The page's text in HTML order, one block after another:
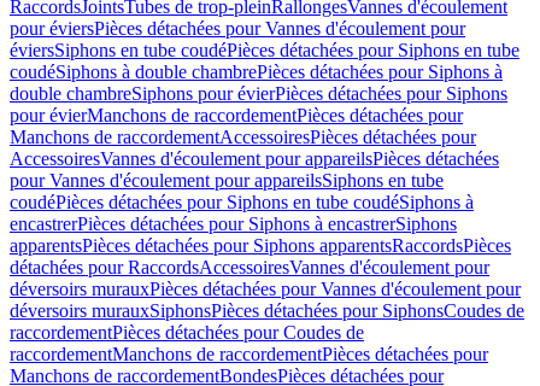
RaccordsJointsTubes de trop-pleinRallongesVannes d'écoulement
pour éviersPièces détachées pour Vannes d'écoulement pour
éviersSiphons en tube coudéPièces détachées pour Siphons en tube
coudéSiphons à double chambrePièces détachées pour Siphons à
double chambreSiphons pour évierPièces détachées pour Siphons
pour évierManchons de raccordementPièces détachées pour
Manchons de raccordementAccessoiresPièces détachées pour
AccessoiresVannes d'écoulement pour appareilsPièces détachées
pour Vannes d'écoulement pour appareilsSiphons en tube
coudéPièces détachées pour Siphons en tube coudéSiphons à
encastrerPièces détachées pour Siphons à encastrerSiphons
apparentsPièces détachées pour Siphons apparentsRaccordsPièces
détachées pour RaccordsAccessoiresVannes d'écoulement pour
déversoirs murauxPièces détachées pour Vannes d'écoulement pour
déversoirs murauxSiphonsPièces détachées pour SiphonsCoudes de
raccordementPièces détachées pour Coudes de
raccordementManchons de raccordementPièces détachées pour
Manchons de raccordementBondesPièces détachées pour